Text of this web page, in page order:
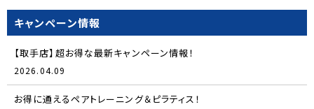
キャンペーン情報
【取手店】超お得な最新キャンペーン情報！
2026.04.09
お得に通えるペアトレーニング＆ピラティス！